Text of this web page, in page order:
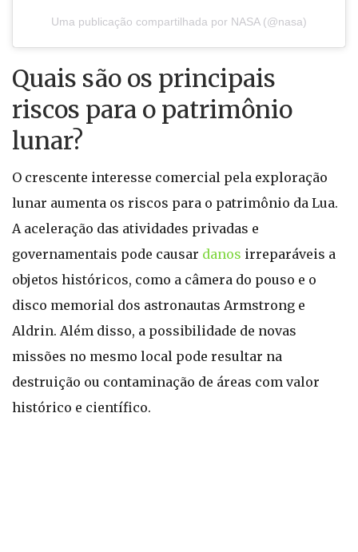
Uma publicação compartilhada por NASA (@nasa)
Quais são os principais
riscos para o patrimônio
lunar?
O crescente interesse comercial pela exploração
lunar aumenta os riscos para o patrimônio da Lua.
A aceleração das atividades privadas e
governamentais pode causar danos irreparáveis a
objetos históricos, como a câmera do pouso e o
disco memorial dos astronautas Armstrong e
Aldrin. Além disso, a possibilidade de novas
missões no mesmo local pode resultar na
destruição ou contaminação de áreas com valor
histórico e científico.